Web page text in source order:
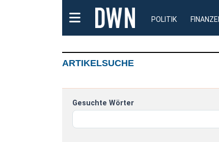
POLITIK
ARTIKELSUCHE
Gesuchte Wörter